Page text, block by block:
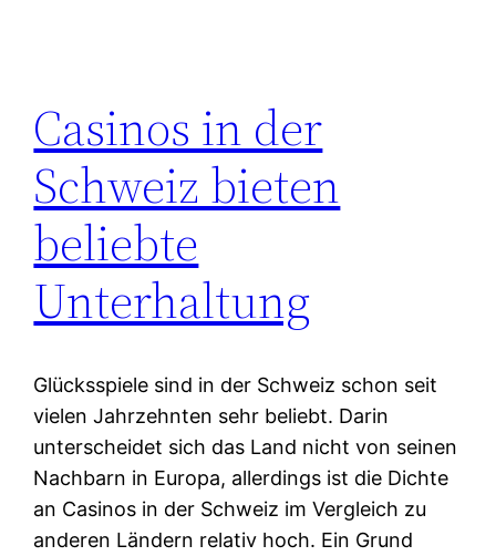
Casinos in der
Schweiz bieten
beliebte
Unterhaltung
Glücksspiele sind in der Schweiz schon seit
vielen Jahrzehnten sehr beliebt. Darin
unterscheidet sich das Land nicht von seinen
Nachbarn in Europa, allerdings ist die Dichte
an Casinos in der Schweiz im Vergleich zu
anderen Ländern relativ hoch. Ein Grund